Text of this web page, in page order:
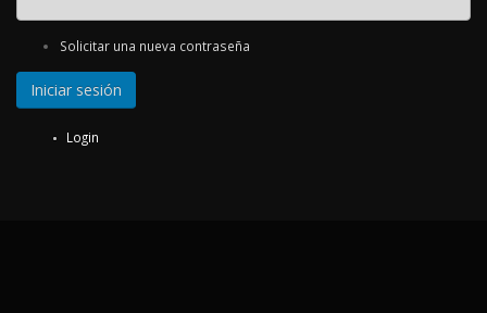
Solicitar una nueva contraseña
Login